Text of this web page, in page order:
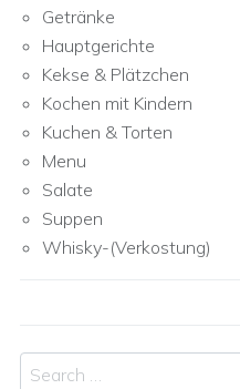
Getränke
Hauptgerichte
Kekse & Plätzchen
Kochen mit Kindern
Kuchen & Torten
Menu
Salate
Suppen
Whisky-(Verkostung)
Search